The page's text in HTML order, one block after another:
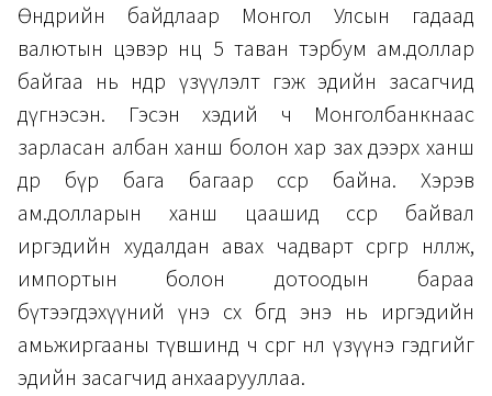
Өнөөдрийн байдлаар Монгол Улсын гадаад
валютын цэвэр нөөц 5 таван тэрбум ам.доллар
байгаа нь өндөр үзүүлэлт гэж эдийн засагчид
дүгнэсэн. Гэсэн хэдий ч Монголбанкнаас
зарласан албан ханш болон хар зах дээрх ханш
өдөр бүр бага багаар өссөөр байна. Хэрэв
ам.долларын ханш цаашид өссөөр байвал
иргэдийн худалдан авах чадварт сөргөөр нөлөөлж,
импортын болон дотоодын бараа
бүтээгдэхүүний үнэ өсөх бөгөөд энэ нь иргэдийн
амьжиргааны түвшинд ч сөрөг нөлөө үзүүнэ гэдгийг
эдийн засагчид анхаарууллаа.